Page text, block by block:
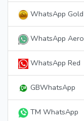
WhatsApp Gold
WhatsApp Aero
WhatsApp Red
GBWhatsApp
TM WhatsApp